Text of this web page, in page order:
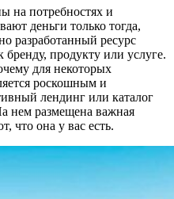
на потребностях и
деньги только тогда,
разработанный ресурс
продукту или услуге.
для некоторых
роскошным и
лендинг или каталог
нем размещена важная
что она у вас есть.